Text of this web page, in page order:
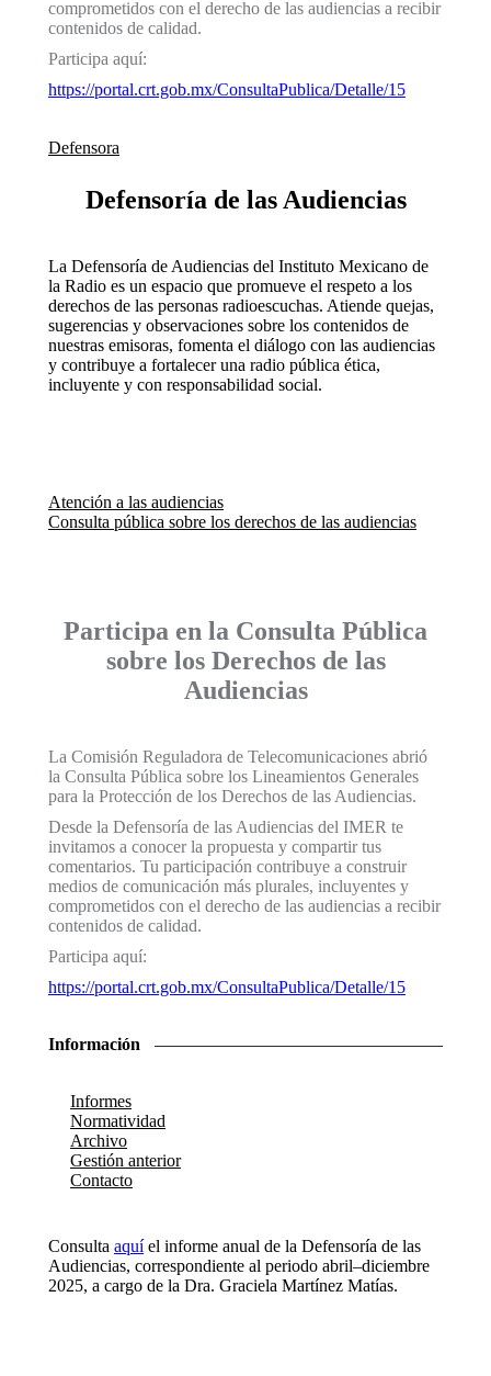
comprometidos con el derecho de las audiencias a recibir
contenidos de calidad.
Participa aquí:
https://portal.crt.gob.mx/ConsultaPublica/Detalle/15
Defensora
Defensoría de las Audiencias
La Defensoría de Audiencias del Instituto Mexicano de
la Radio es un espacio que promueve el respeto a los
derechos de las personas radioescuchas. Atiende quejas,
sugerencias y observaciones sobre los contenidos de
nuestras emisoras, fomenta el diálogo con las audiencias
y contribuye a fortalecer una radio pública ética,
incluyente y con responsabilidad social.
Atención a las audiencias
Consulta pública sobre los derechos de las audiencias
Participa en la Consulta Pública
sobre los Derechos de las
Audiencias
La Comisión Reguladora de Telecomunicaciones abrió
la Consulta Pública sobre los Lineamientos Generales
para la Protección de los Derechos de las Audiencias.
Desde la Defensoría de las Audiencias del IMER te
invitamos a conocer la propuesta y compartir tus
comentarios. Tu participación contribuye a construir
medios de comunicación más plurales, incluyentes y
comprometidos con el derecho de las audiencias a recibir
contenidos de calidad.
Participa aquí:
https://portal.crt.gob.mx/ConsultaPublica/Detalle/15
Información
Informes
Normatividad
Archivo
Gestión anterior
Contacto
Consulta aquíel informe anual de la Defensoría de las
Audiencias, correspondiente al periodo abril–diciembre
2025, a cargo de la Dra. Graciela Martínez Matías.